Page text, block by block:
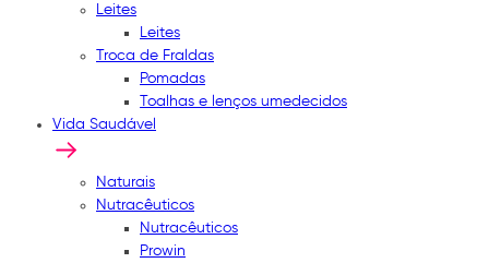
Leites
Leites
Troca de Fraldas
Pomadas
Toalhas e lenços umedecidos
Vida Saudável
Naturais
Nutracêuticos
Nutracêuticos
Prowin